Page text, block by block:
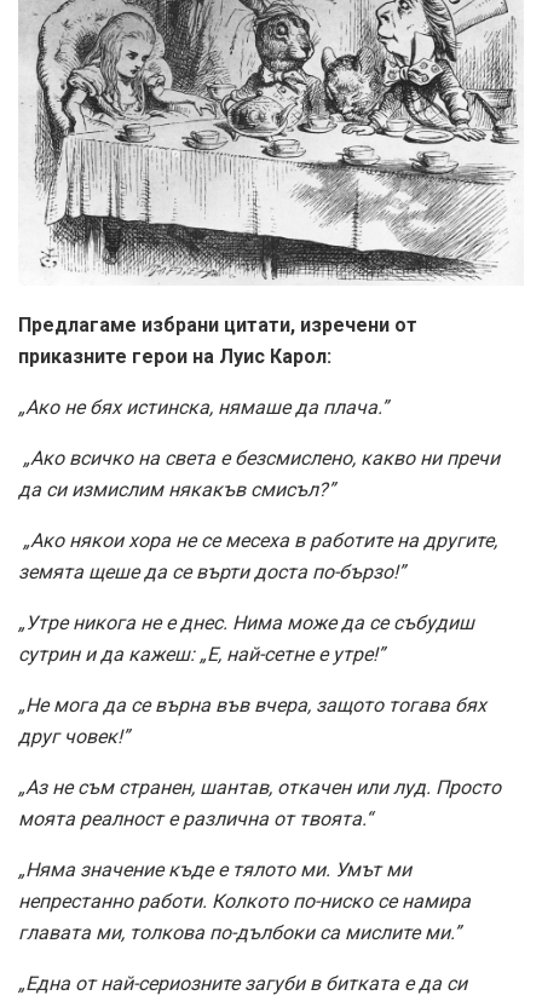
Предлагаме избрани цитати, изречени от
приказните герои на Луис Карол:
„Ако не бях истинска, нямаше да плача.”
„Ако всичко на света е безсмислено, какво ни пречи
да си измислим някакъв смисъл?”
„Ако някои хора не се месеха в работите на другите,
земята щеше да се върти доста по-бързо!”
„Утре никога не е днес. Нима може да се събудиш
сутрин и да кажеш: „Е, най-сетне е утре!”
„Не мога да се върна във вчера, защото тогава бях
друг човек!”
„Аз не съм странен, шантав, откачен или луд. Просто
моята реалност е различна от твоята.“
„Няма значение къде е тялото ми. Умът ми
непрестанно работи. Колкото по-ниско се намира
главата ми, толкова по-дълбоки са мислите ми.”
„Една от най-сериозните загуби в битката е да си